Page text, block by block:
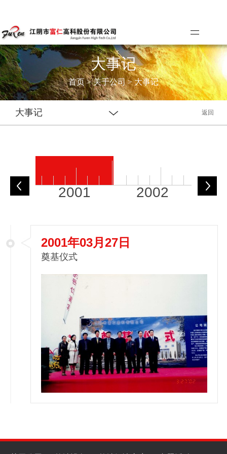
大事记
首页>关于公司>大事记
大事记 返回
2001 2002
prev
2001年03月27日
奠基仪式